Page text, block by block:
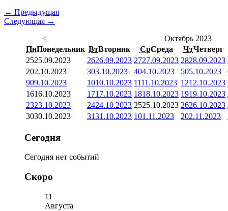
← Предыдущая
Следующая →
<
Октябрь 2023
ПнПонедельник ВтВторник СрСреда ЧтЧетверг
2525.09.2023 2626.09.2023 2727.09.2023 2828.09.2023
202.10.2023 303.10.2023 404.10.2023 505.10.2023
909.10.2023 1010.10.2023 1111.10.2023 1212.10.2023
1616.10.2023 1717.10.2023 1818.10.2023 1919.10.2023
2323.10.2023 2424.10.2023 2525.10.2023 2626.10.2023
3030.10.2023 3131.10.2023 101.11.2023 202.11.2023
Сегодня
Сегодня нет событий
Скоро
11
Августа